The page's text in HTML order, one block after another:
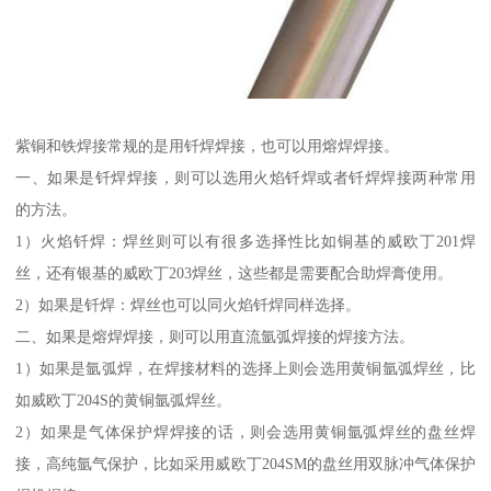
紫铜和铁焊接常规的是用钎焊焊接，也可以用熔焊焊接。
一、如果是钎焊焊接，则可以选用火焰钎焊或者钎焊焊接两种常用
的方法。
1）火焰钎焊：焊丝则可以有很多选择性比如铜基的威欧丁201焊
丝，还有银基的威欧丁203焊丝，这些都是需要配合助焊膏使用。
2）如果是钎焊：焊丝也可以同火焰钎焊同样选择。
二、如果是熔焊焊接，则可以用直流氩弧焊接的焊接方法。
1）如果是氩弧焊，在焊接材料的选择上则会选用黄铜氩弧焊丝，比
如威欧丁204S的黄铜氩弧焊丝。
2）如果是气体保护焊焊接的话，则会选用黄铜氩弧焊丝的盘丝焊
接，高纯氩气保护，比如采用威欧丁204SM的盘丝用双脉冲气体保护